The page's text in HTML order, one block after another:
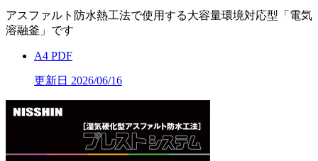
アスファルト防水熱工法で使用する大容量環境対応型「電気
溶融釜」です
A4 PDF
更新日 2026/06/16